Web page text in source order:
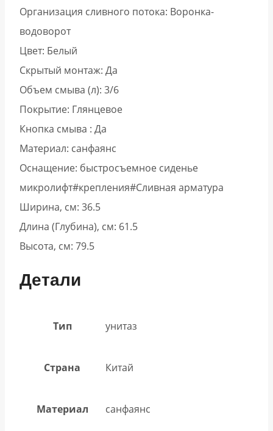
Организация сливного потока: Воронка-
водоворот
Цвет: Белый
Скрытый монтаж: Да
Объем смыва (л): 3/6
Покрытие: Глянцевое
Кнопка смыва : Да
Материал: санфаянс
Оснащение: быстросъемное сиденье
микролифт#крепления#Сливная арматура
Ширина, см: 36.5
Длина (Глубина), см: 61.5
Высота, см: 79.5
Детали
Тип унитаз
Страна Китай
Материал санфаянс